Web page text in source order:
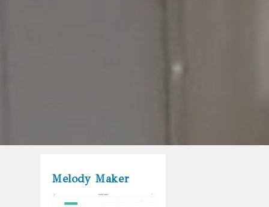
Melody Maker